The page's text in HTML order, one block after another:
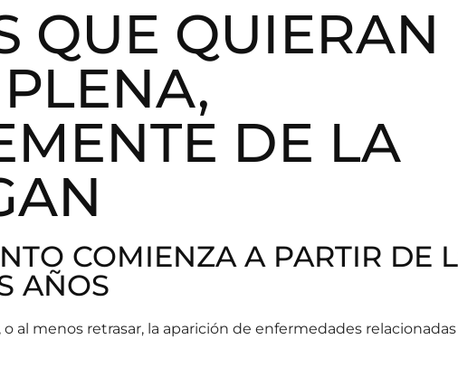
QUE QUIERAN
DE LA
COMIENZA A PARTIR DE
AÑOS
menos retrasar, la aparición de enfermedades